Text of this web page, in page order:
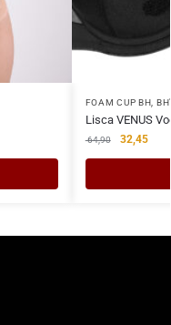
FOAM CUP BH
Lisca VENUS
64,90 32,45